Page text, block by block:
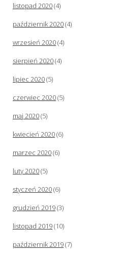
listopad 2020(4)
październik 2020(4)
wrzesień 2020(4)
sierpień 2020(4)
lipiec 2020(5)
czerwiec 2020(5)
maj 2020(5)
kwiecień 2020(6)
marzec 2020(6)
luty 2020(5)
styczeń 2020(6)
grudzień 2019(3)
listopad 2019(10)
październik 2019(7)